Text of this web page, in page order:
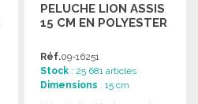
PELUCHE LION ASSIS
15 CM EN POLYESTER
Réf.09-16251
Stock : 25 681 articles
Dimensions : 15 cm